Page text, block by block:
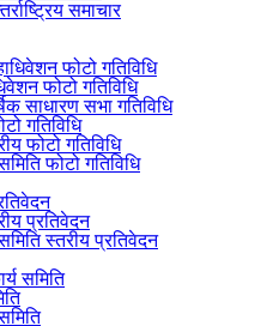
समाचार
फोटो गतिविधि
फोटो गतिविधि
साधारण सभा गतिविधि
गतिविधि
फोटो गतिविधि
फोटो गतिविधि
प्रतिवेदन
स्तरीय प्रतिवेदन
समिति